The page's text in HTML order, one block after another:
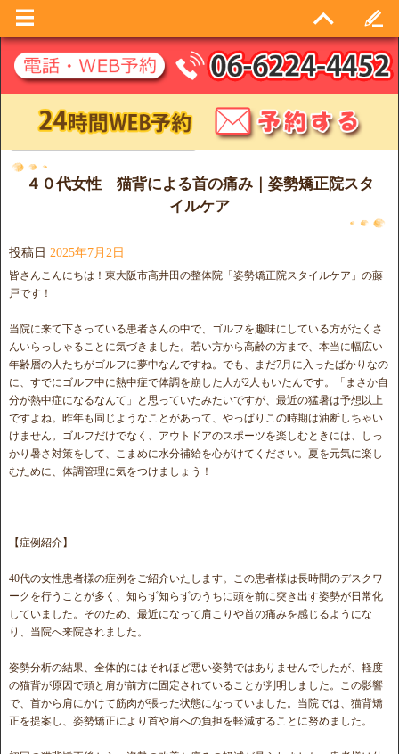
日別アーカイブ: 2025年7月2日
４０代女性 猫背による首の痛み｜姿勢矯正院スタ
イルケア
投稿日 2025年7月2日
皆さんこんにちは！東大阪市高井田の整体院「姿勢矯正院スタイルケア」の藤
戸です！
当院に来て下さっている患者さんの中で、ゴルフを趣味にしている方がたくさ
んいらっしゃることに気づきました。若い方から高齢の方まで、本当に幅広い
年齢層の人たちがゴルフに夢中なんですね。でも、まだ7月に入ったばかりなの
に、すでにゴルフ中に熱中症で体調を崩した人が2人もいたんです。「まさか自
分が熱中症になるなんて」と思っていたみたいですが、最近の猛暑は予想以上
ですよね。昨年も同じようなことがあって、やっぱりこの時期は油断しちゃい
けません。ゴルフだけでなく、アウトドアのスポーツを楽しむときには、しっ
かり暑さ対策をして、こまめに水分補給を心がけてください。夏を元気に楽し
むために、体調管理に気をつけましょう！
【症例紹介】
40代の女性患者様の症例をご紹介いたします。この患者様は長時間のデスクワ
ークを行うことが多く、知らず知らずのうちに頭を前に突き出す姿勢が日常化
していました。そのため、最近になって肩こりや首の痛みを感じるようにな
り、当院へ来院されました。
姿勢分析の結果、全体的にはそれほど悪い姿勢ではありませんでしたが、軽度
の猫背が原因で頭と肩が前方に固定されていることが判明しました。この影響
で、首から肩にかけて筋肉が張った状態になっていました。当院では、猫背矯
正を提案し、姿勢矯正により首や肩への負担を軽減することに努めました。